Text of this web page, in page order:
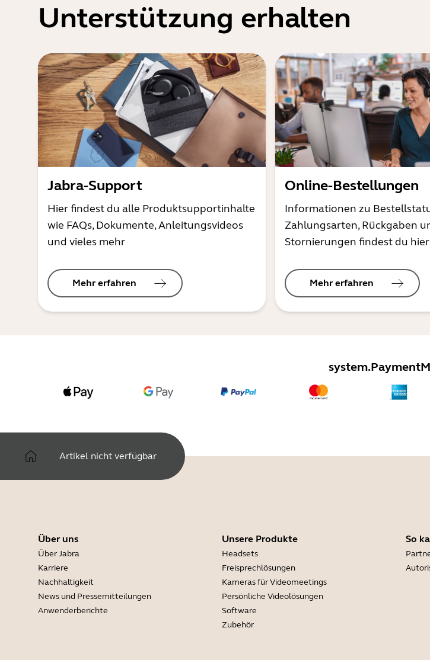
Unterstützung erhalten
Jabra-Support
Hier findest du alle Produktsupportinhalte
wie FAQs, Dokumente, Anleitungsvideos
und vieles mehr
Mehr erfahren
Online-Bestellungen
Informationen zu
Zahlungsarten, Rückgaben
Stornierungen findest du hier
Mehr erfahren
Artikel nicht verfügbar
Über uns
Über Jabra
Karriere
Nachhaltigkeit
News und Pressemitteilungen
Anwenderberichte
Unsere Produkte
Headsets
Freisprechlösungen
Kameras für Videomeetings
Persönliche Videolösungen
Software
Zubehör
So